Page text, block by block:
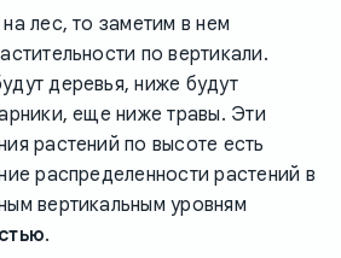
лес, то заметим в нем
по вертикали.
деревья, ниже будут
еще ниже травы. Эти
растений по высоте есть
распределенности растений в
вертикальным уровням
.